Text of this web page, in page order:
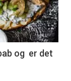
og er det